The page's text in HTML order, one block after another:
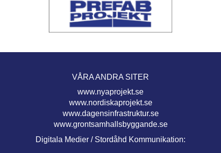
VÅRA ANDRA SITER
www.nyaprojekt.se
www.nordiskaprojekt.se
www.dagensinfrastruktur.se
www.grontsamhallsbyggande.se
Digitala Medier / Stordåhd Kommunikation: